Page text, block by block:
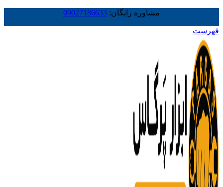
مشاوره رایگان: 09027186633
فهرست